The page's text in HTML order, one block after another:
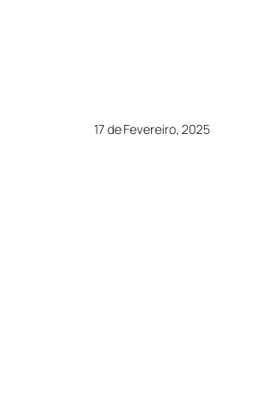
17 de Fevereiro, 2025